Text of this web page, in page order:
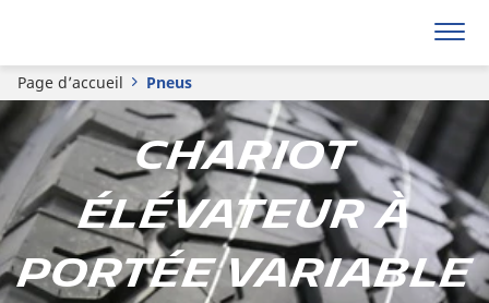
Page d’accueil Pneus
Chariot
élévateur à
portée variable